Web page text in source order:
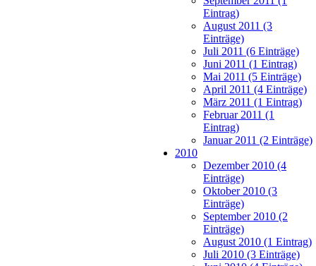
Eintrag)
August 2011 (3
Einträge)
Juli 2011 (6 Einträge)
Juni 2011 (1 Eintrag)
Mai 2011 (5 Einträge)
April 2011 (4 Einträge)
März 2011 (1 Eintrag)
Februar 2011 (1
Eintrag)
Januar 2011 (2 Einträge)
2010
Dezember 2010 (4
Einträge)
Oktober 2010 (3
Einträge)
September 2010 (2
Einträge)
August 2010 (1 Eintrag)
Juli 2010 (3 Einträge)